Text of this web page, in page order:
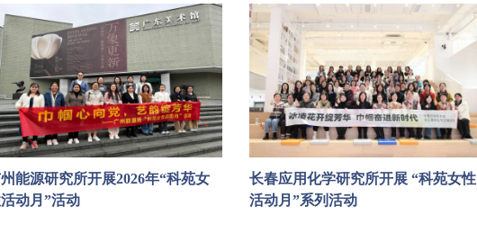
能源研究所开展2026年“科苑女
动月”活动
长春应用化学研究所开展 “科苑女性
活动月”系列活动